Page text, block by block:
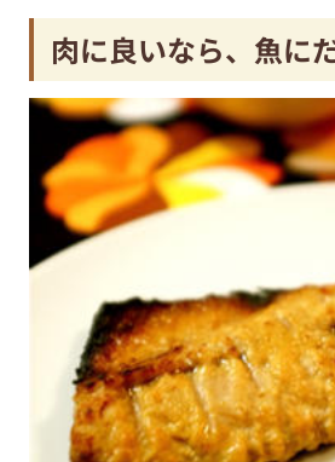
肉に良いなら、魚に